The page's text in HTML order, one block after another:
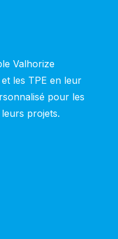
Valhorize
les TPE en leur
pour les
projets.